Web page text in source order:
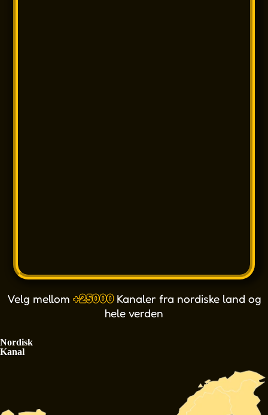
Velg mellom +25000 Kanaler fra nordiske land og
hele verden
Nordisk
Kanal